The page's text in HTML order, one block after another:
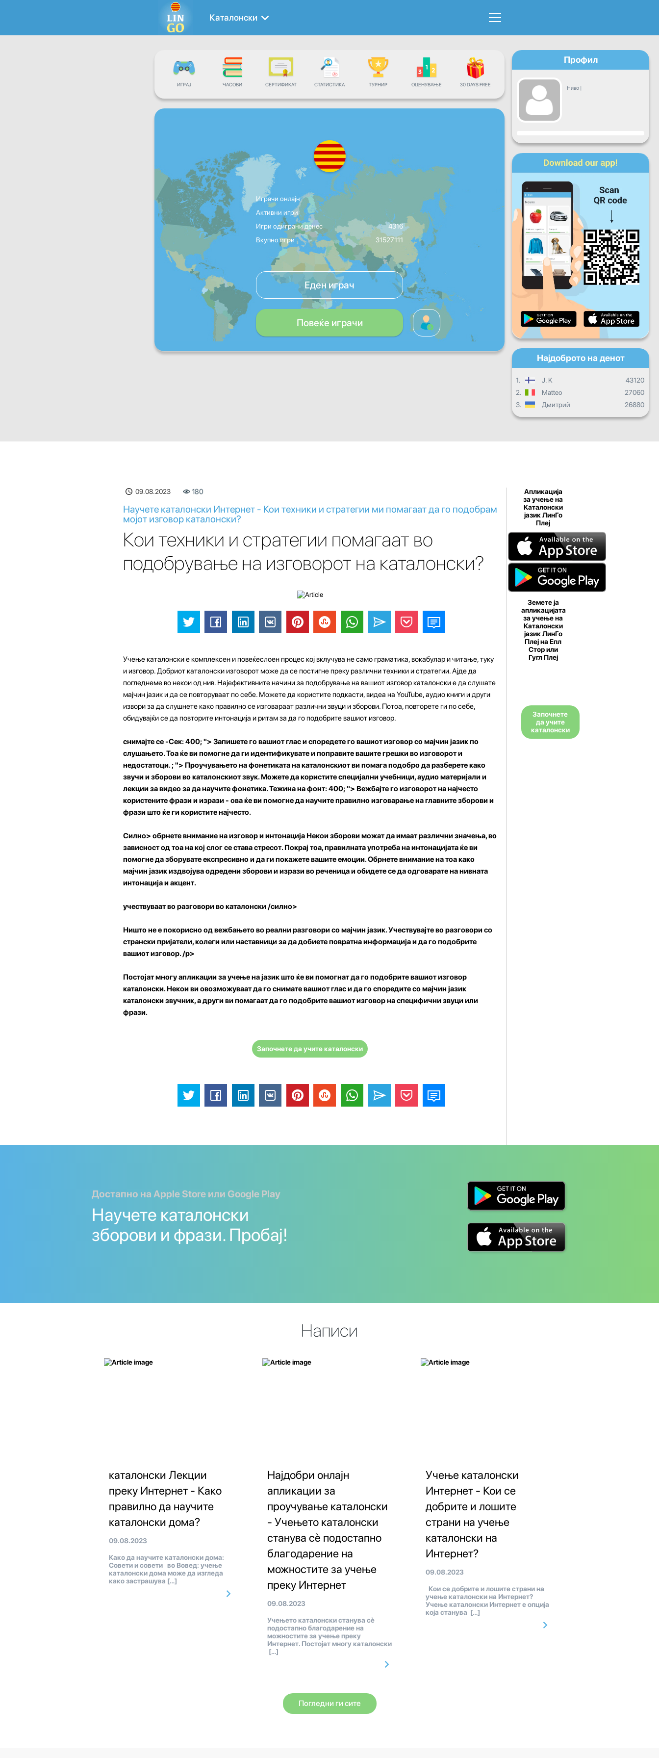
Каталонски
ИГРАЈ ЧАСОВИ СЕРТИФИКАТ СТАТИСТИКА ТУРНИР ОЦЕНУВАЊЕ 30 DAYS FREE
Играчи онлајн
Активни игри
Игри одиграни денес
4316
Вкупно игри
31527111
Еден играч
Повеќе играчи
Профил
Ниво |
Напредок
Пон Сре Чет
Саб Нед
Дневен напредок
Месечен напредок
Целокупен напредок
Најдоброто на денот
1. J. K
43120
2.
Matteo
27060
3.
Дмитрий 26880
09.08.2023 180
Научете каталонски Интернет - Кои техники и стратегии ми помагаат да го подобрам
мојот изговор каталонски?
Кои техники и стратегии помагаат во
подобрување на изговорот на каталонски?
Учење каталонски е комплексен и повеќеслоен процес кој вклучува не само граматика, вокабулар и читање, туку
и изговор. Добриот каталонски изговорот може да се постигне преку различни техники и стратегии. Ајде да
погледнеме во некои од нив. Најефективните начини за подобрување на вашиот изговор каталонски е да слушате
мајчин јазик и да се повторуваат по себе. Можете да користите подкасти, видеа на YouTube, аудио книги и други
извори за да слушнете како правилно се изговараат различни звуци и зборови. Потоа, повторете ги по себе,
обидувајќи се да повторите интонација и ритам за да го подобрите вашиот изговор.
снимајте се -Сек: 400; "> Запишете го вашиот глас и споредете го вашиот изговор со мајчин јазик по
слушањето. Тоа ќе ви помогне да ги идентификувате и поправите вашите грешки во изговорот и
недостатоци. ; "> Проучувањето на фонетиката на каталонскиот ви помага подобро да разберете како
звучи и зборови во каталонскиот звук. Можете да користите специјални учебници, аудио материјали и
лекции за видео за да научите фонетика. Тежина на фонт: 400; "> Вежбајте го изговорот на најчесто
користените фрази и изрази - ова ќе ви помогне да научите правилно изговарање на главните зборови и
фрази што ќе ги користите најчесто.
Силно> обрнете внимание на изговор и интонација Некои зборови можат да имаат различни значења, во
зависност од тоа на кој слог се става стресот. Покрај тоа, правилната употреба на интонацијата ќе ви
помогне да зборувате експресивно и да ги покажете вашите емоции. Обрнете внимание на тоа како
мајчин јазик издвојува одредени зборови и изрази во реченица и обидете се да одговарате на нивната
интонација и акцент.
учествуваат во разговори во каталонски /силно>
Ништо не е покорисно од вежбањето во реални разговори со мајчин јазик. Учествувајте во разговори со
странски пријатели, колеги или наставници за да добиете повратна информација и да го подобрите
вашиот изговор. /p>
Постојат многу апликации за учење на јазик што ќе ви помогнат да го подобрите вашиот изговор
каталонски. Некои ви овозможуваат да го снимате вашиот глас и да го споредите со мајчин јазик
каталонски звучник, а други ви помагаат да го подобрите вашиот изговор на специфични звуци или
фрази.
Започнете да учите каталонски
Апликација
за учење на
Каталонски
јазик ЛинГо
Плеј
Земете ја
апликацијата
за учење на
Каталонски
јазик ЛинГо
Плеј на Епл
Стор или
Гугл Плеј
Започнете
да учите
каталонски
Достапно на Apple Store или Google Play
Научете каталонски
зборови и фрази. Пробај!
Написи
каталонски Лекции
преку Интернет - Како
правилно да научите
каталонски дома?
09.08.2023
Како да научите каталонски дома:
Совети и совети во Вовед: учење
каталонски дома може да изгледа
како застрашува […]
Најдобри онлајн
апликации за
проучување каталонски
- Учењето каталонски
станува сè подостапно
благодарение на
можностите за учење
преку Интернет
09.08.2023
Учењето каталонски станува сè
подостапно благодарение на
можностите за учење преку
Интернет. Постојат многу каталонски
[…]
Учење каталонски
Интернет - Кои се
добрите и лошите
страни на учење
каталонски на
Интернет?
09.08.2023
Кои се добрите и лошите страни на
учење каталонски на Интернет?
Учење каталонски Интернет е опција
која станува […]
Погледни ги сите